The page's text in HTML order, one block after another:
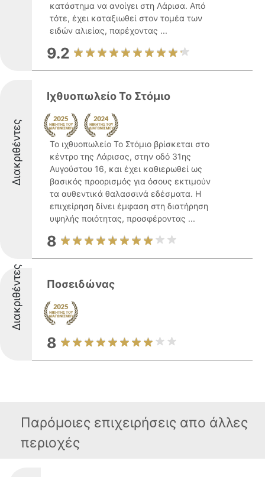
κατάστημα να ανοίγει στη Λάρισα. Από
τότε, έχει καταξιωθεί στον τομέα των
ειδών αλιείας, παρέχοντας ...
9.2
Διακριθέντες
Ιχθυοπωλείο Το Στόμιο
Το ιχθυοπωλείο Το Στόμιο βρίσκεται στο
κέντρο της Λάρισας, στην οδό 31ης
Αυγούστου 16, και έχει καθιερωθεί ως
βασικός προορισμός για όσους εκτιμούν
τα αυθεντικά θαλασσινά εδέσματα. Η
επιχείρηση δίνει έμφαση στη διατήρηση
υψηλής ποιότητας, προσφέροντας ...
8
Διακριθέντες Ποσειδώνας
8
Παρόμοιες επιχειρήσεις απο άλλες
περιοχές